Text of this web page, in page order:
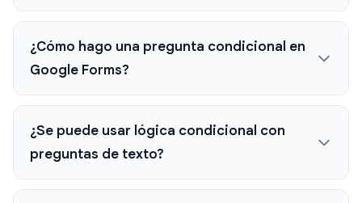
¿Cómo hago una pregunta condicional en
Google Forms?
¿Se puede usar lógica condicional con
preguntas de texto?